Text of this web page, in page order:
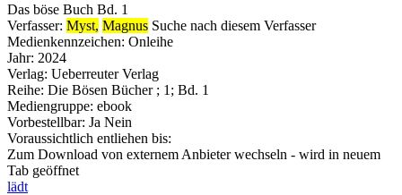
Das böse Buch Bd. 1
Verfasser: Myst, Magnus Suche nach diesem Verfasser
Medienkennzeichen: Onleihe
Jahr: 2024
Verlag: Ueberreuter Verlag
Reihe: Die Bösen Bücher ; 1; Bd. 1
Mediengruppe: ebook
Vorbestellbar: Ja Nein
Voraussichtlich entliehen bis:
Zum Download von externem Anbieter wechseln - wird in neuem
Tab geöffnet
lädt